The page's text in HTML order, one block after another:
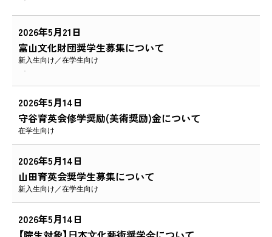
2026年5月21日
富山文化財団奨学生募集について
新入生向け 在学生向け
2026年5月14日
守谷育英会修学奨励(美術奨励)金について
在学生向け
2026年5月14日
山田育英会奨学生募集について
新入生向け 在学生向け
2026年5月14日